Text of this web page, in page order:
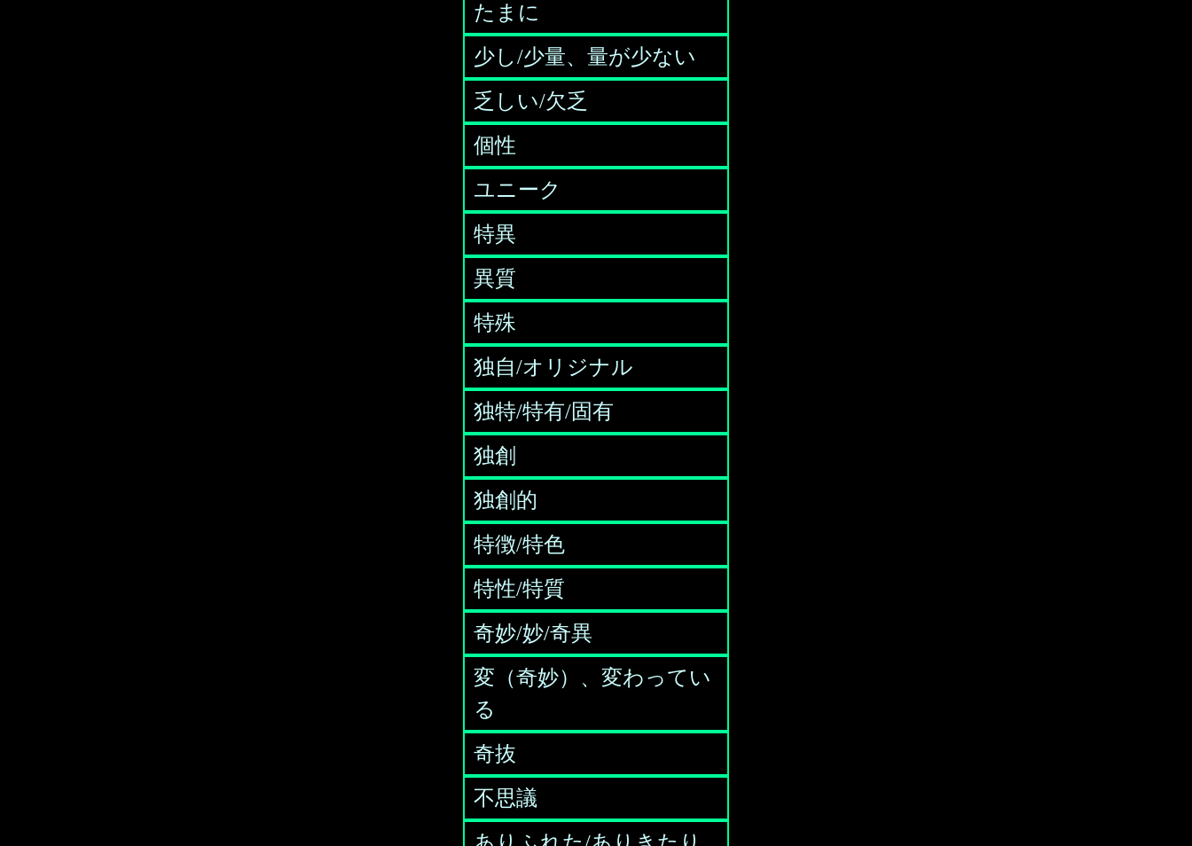
たまに
少し/少量、量が少ない
乏しい/欠乏
個性
ユニーク
特異
異質
特殊
独自/オリジナル
独特/特有/固有
独創
独創的
特徴/特色
特性/特質
奇妙/妙/奇異
変（奇妙）、変わってい
る
奇抜
不思議